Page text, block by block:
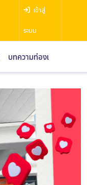
เข้าสู่
ระบบ
บทความท่องเที่ยว